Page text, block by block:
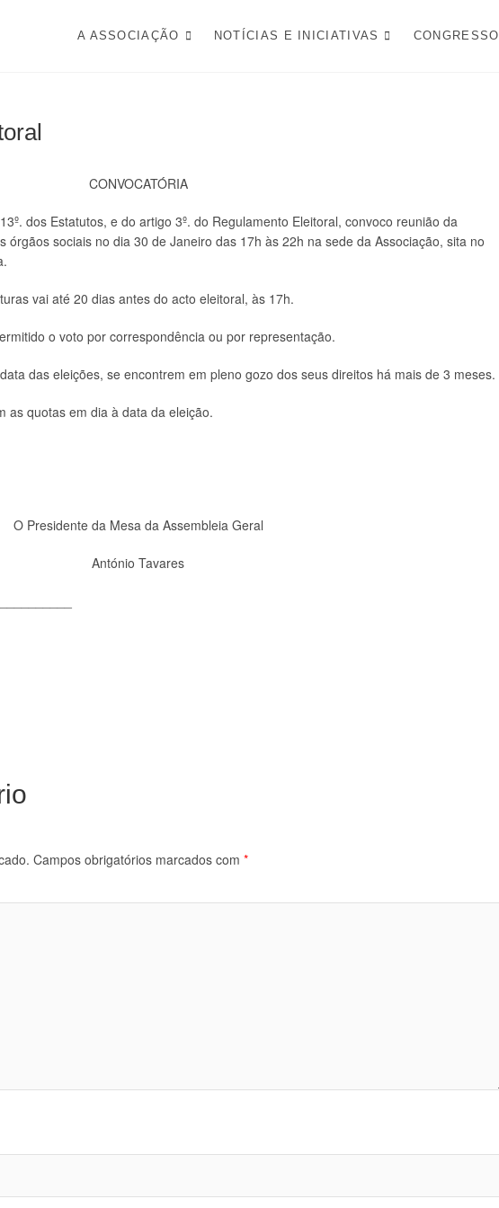
A ASSOCIAÇÃO NOTÍCIAS E INICIATIVAS CONGRESSO
CONVOCATÓRIA
dos Estatutos, e do artigo 3º. do Regulamento Eleitoral, convoco reunião da
órgãos sociais no dia 30 de Janeiro das 17h às 22h na sede da Associação, sita no
vai até 20 dias antes do acto eleitoral, às 17h.
o voto por correspondência ou por representação.
das eleições, se encontrem em pleno gozo dos seus direitos há mais de 3 meses.
as quotas em dia à data da eleição.
O Presidente da Mesa da Assembleia Geral
António Tavares
Campos obrigatórios marcados com *